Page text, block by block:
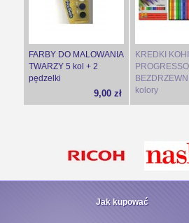
FARBY DO MALOWANIA
TWARZY 5 kol + 2
pędzelki
9,00 zł
KREDKI
PROGRESSO
kolory
Jak kupować